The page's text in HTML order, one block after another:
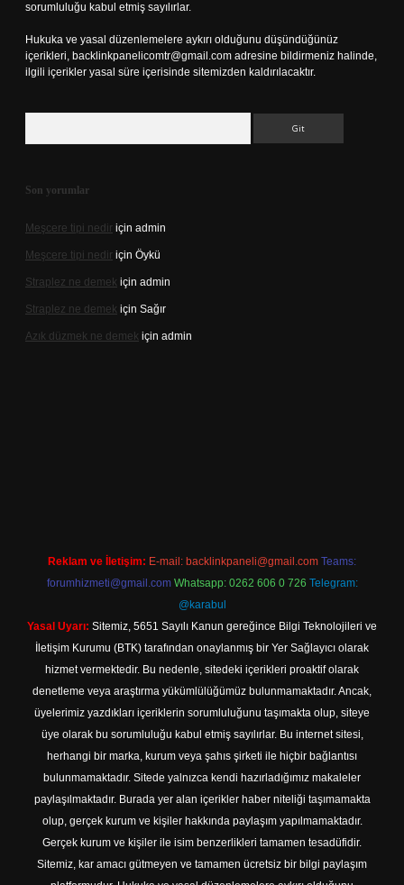
sorumluluğu kabul etmiş sayılırlar.
Hukuka ve yasal düzenlemelere aykırı olduğunu düşündüğünüz
içerikleri, backlinkpanelicomtr@gmail.com adresine bildirmeniz halinde,
ilgili içerikler yasal süre içerisinde sitemizden kaldırılacaktır.
Son yorumlar
Meşcere tipi nedir için admin
Meşcere tipi nedir için Öykü
Straplez ne demek için admin
Straplez ne demek için Sağır
Azık düzmek ne demek için admin
Reklam ve İletişim: E-mail: backlinkpaneli@gmail.com Teams:
forumhizmeti@gmail.com Whatsapp: 0262 606 0 726 Telegram:
@karabul
Yasal Uyarı: Sitemiz, 5651 Sayılı Kanun gereğince Bilgi Teknolojileri ve
İletişim Kurumu (BTK) tarafından onaylanmış bir Yer Sağlayıcı olarak
hizmet vermektedir. Bu nedenle, sitedeki içerikleri proaktif olarak
denetleme veya araştırma yükümlülüğümüz bulunmamaktadır. Ancak,
üyelerimiz yazdıkları içeriklerin sorumluluğunu taşımakta olup, siteye
üye olarak bu sorumluluğu kabul etmiş sayılırlar. Bu internet sitesi,
herhangi bir marka, kurum veya şahıs şirketi ile hiçbir bağlantısı
bulunmamaktadır. Sitede yalnızca kendi hazırladığımız makaleler
paylaşılmaktadır. Burada yer alan içerikler haber niteliği taşımamakta
olup, gerçek kurum ve kişiler hakkında paylaşım yapılmamaktadır.
Gerçek kurum ve kişiler ile isim benzerlikleri tamamen tesadüfidir.
Sitemiz, kar amacı gütmeyen ve tamamen ücretsiz bir bilgi paylaşım